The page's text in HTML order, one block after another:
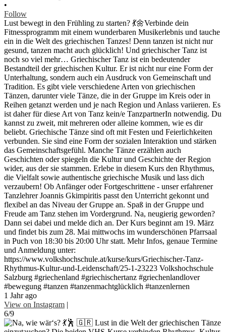
•
Follow
Lust bewegt in den Frühling zu starten? 💃🌼Verbinde dein
Fitnessprogramm mit einem wunderbaren Musikerlebnis und tauche
ein in die Welt des griechischen Tanzes! Denn tanzen ist nicht nur
gesund, tanzen macht auch glücklich! Und griechischer Tanz ist
noch so viel mehr… Griechischer Tanz ist ein bedeutender
Bestandteil der griechischen Kultur. Er ist nicht nur eine Form der
Unterhaltung, sondern auch ein Ausdruck von Gemeinschaft und
Tradition. Es gibt viele verschiedene Arten von griechischen
Tänzen, darunter viele Tänze, die in der Gruppe im Kreis oder in
Reihen getanzt werden und je nach Region und Anlass variieren. Es
ist daher für diese Art von Tanz kein/e TanzpartnerIn notwendig. Du
kannst zu zweit, mit mehreren oder alleine kommen, wie es dir
beliebt. Griechische Tänze sind oft mit Festen und Feierlichkeiten
verbunden. Sie sind eine Form der sozialen Interaktion und stärken
das Gemeinschaftsgefühl. Manche Tänze erzählen auch
Geschichten oder spiegeln die Kultur und Geschichte der Region
wider, aus der sie stammen. Erlebe in diesem Kurs den Rhythmus,
die Vielfalt sowie authentische griechische Musik und lass dich
verzaubern! Ob Anfänger oder Fortgeschrittene - unser erfahrener
Tanzlehrer Joannis Gkimpiritis passt den Unterricht gekonnt und
flexibel an das Niveau der Gruppe an. Spaß in der Gruppe und
Freude am Tanz stehen im Vordergrund. Na, neugierig geworden?
Dann sei dabei und melde dich an. Der Kurs beginnt am 19. März
und findet bis zum 28. Mai mittwochs im wunderschönen Pfarrsaal
in Puch von 18:30 bis 20:00 Uhr statt. Mehr Infos, genaue Termine
und Anmeldung unter:
https://www.volkshochschule.at/kurse/kurs/Griechischer-Tanz-
Rhythmus-Kultur-und-Leidenschaft/25-1-23223 Volkshochschule
Salzburg #griechenland #griechischertanz #griechenlandlover
#bewegung #tanzen #tanzenmachtglücklich #tanzenlernen
1 Jahr ago
View on Instagram |
6/9